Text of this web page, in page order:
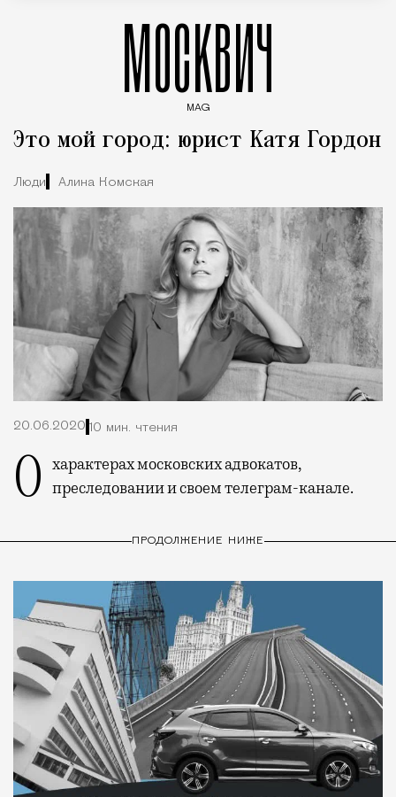
МОСКВИЧ
MAG
Это мой город: юрист Катя Гордон
Люди Алина Комская
20.06.2020 10 мин. чтения
О характерах московских адвокатов, преследовании и своем телеграм-канале.
ПРОДОЛЖЕНИЕ НИЖЕ